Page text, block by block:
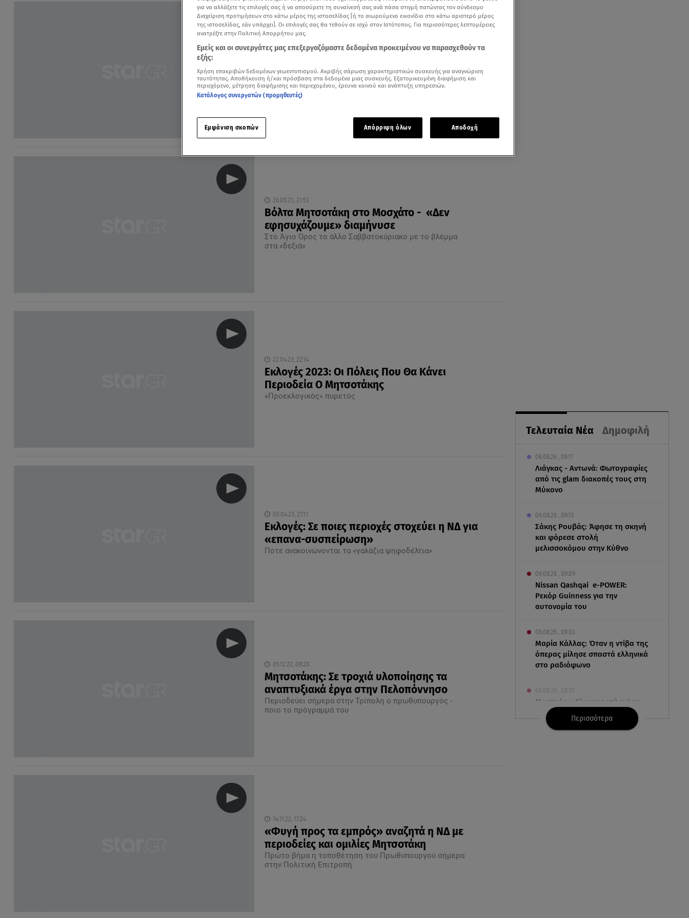
12.06.23, 21:51
Τσίπρα με συμβολισμούς
Στα Δωδεκάνησα και λαϊκές περιοχές ο Μητσοτάκης,
στην Κρήτη ο Τσίπρας
26.05.23, 21:53
Βόλτα Μητσοτάκη στο Μοσχάτο - «Δεν
εφησυχάζουμε» διαμήνυσε
Στο Άγιο Όρος το άλλο Σαββατοκύριακο με το βλέμμα
στα «δεξιά»
22.04.23, 22:14
Εκλογές 2023: Οι Πόλεις Που Θα Κάνει
Περιοδεία Ο Μητσοτάκης
«Προεκλογικός» πυρετός
05.04.23, 21:11
Εκλογές: Σε ποιες περιοχές στοχεύει η ΝΔ για
«επανα-συσπείρωση»
Πότε ανακοινώνονται τα «γαλάζια ψηφοδέλτια»
05.12.22, 08:28
Μητσοτάκης: Σε τροχιά υλοποίησης τα
αναπτυξιακά έργα στην Πελοπόννησο
Περιοδεύει σήμερα στην Τρίπολη ο πρωθυπουργός -
ποιο το πρόγραμμά του
14.11.22, 17:24
«Φυγή προς τα εμπρός» αναζητά η ΝΔ με
περιοδείες και ομιλίες Μητσοτάκη
Πρώτο βήμα η τοποθέτηση του Πρωθυπουργού σήμερα
στην Πολιτική Επιτροπή
Τελευταία Νέα Δημοφιλή
06.08.26 , 09:17
Λιάγκας - Αντωνά: Φωτογραφίες
από τις glam διακοπές τους στη
Μύκονο
06.08.26 , 09:13
Σάκης Ρουβάς: Άφησε τη σκηνή
και φόρεσε στολή
μελισσοκόμου στην Κύθνο
06.08.26 , 09:09
Nissan Qashqai e-POWER:
Ρεκόρ Guinness για την
αυτονομία του
06.08.26 , 09:03
Μαρία Κάλλας: Όταν η ντίβα της
όπερας μίλησε σπαστά ελληνικά
στο ραδιόφωνο
06.08.26 , 08:35
Μυστράς: «Είχε παραπλανήσει
ακόμη και την αδελφή του ο
55χρονος»
Περισσότερα
για να αλλάξετε τις επιλογές σας ή να αποσύρετε τη συναίνεσή σας ανά πάσα στιγμή πατώντας τον σύνδεσμο
Διαχείριση προτιμήσεων στο κάτω μέρος της ιστοσελίδας [ή το αιωρούμενο εικονίδιο στο κάτω αριστερό μέρος
της ιστοσελίδας, εάν υπάρχει]. Οι επιλογές σας θα τεθούν σε ισχύ στον Ιστότοπος. Για περισσότερες λεπτομέρειες
ανατρέξτε στην Πολιτική Απορρήτου μας.
Εμείς και οι συνεργάτες μας επεξεργαζόμαστε δεδομένα προκειμένου να παρασχεθούν τα
εξής:
Χρήση επακριβών δεδομένων γεωεντοπισμού. Ακριβής σάρωση χαρακτηριστικών συσκευής για αναγνώριση
ταυτότητας. Αποθήκευση ή/και πρόσβαση στα δεδομένα μιας συσκευής. Εξατομικευμένη διαφήμιση και
περιεχόμενο, μέτρηση διαφήμισης και περιεχομένου, έρευνα κοινού και ανάπτυξη υπηρεσιών.
Κατάλογος συνεργατών (προμηθευτές)
Εμφάνιση σκοπών Απόρριψη όλων Αποδοχή